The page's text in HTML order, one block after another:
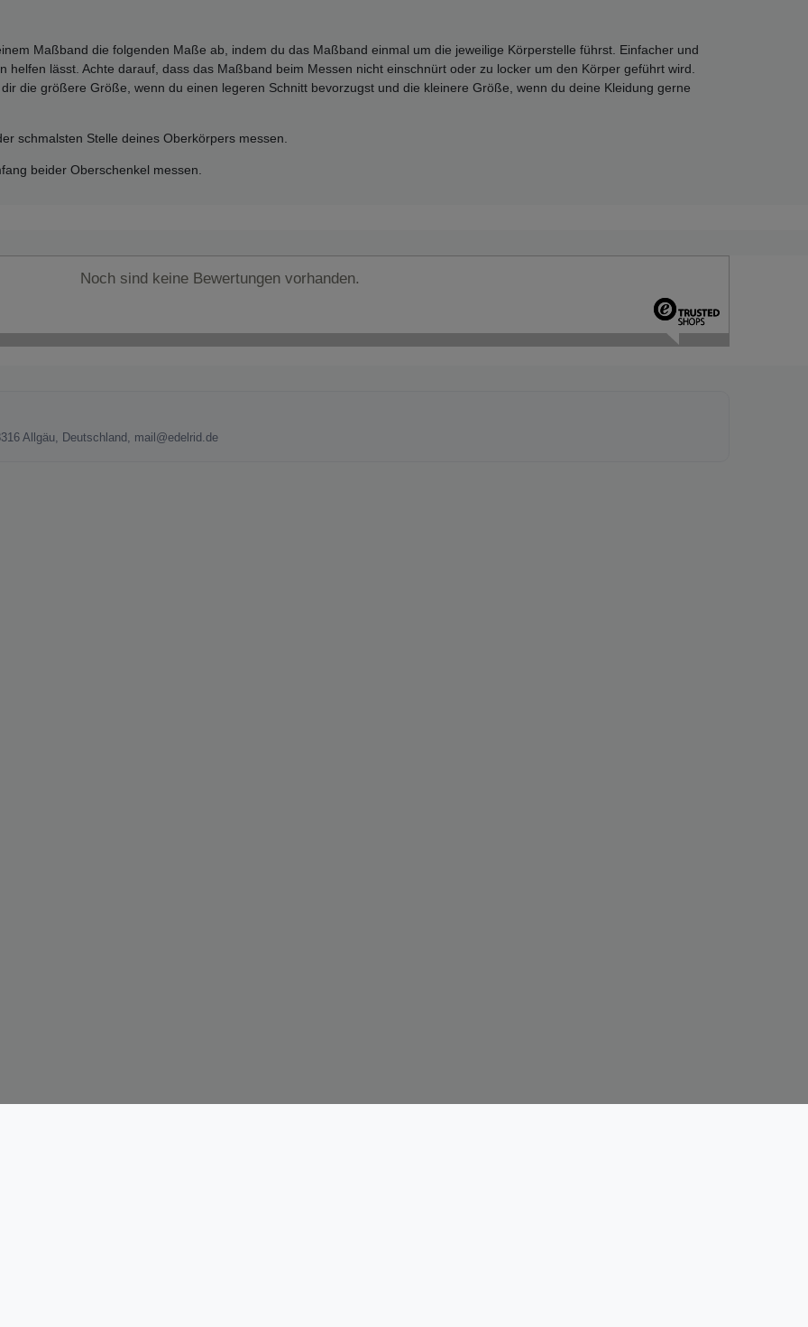
Maßband die folgenden Maße ab, indem du das Maßband einmal um die jeweilige Körperstelle führst. Einfacher und
helfen lässt. Achte darauf, dass das Maßband beim Messen nicht einschnürt oder zu locker um den Körper geführt wird.
die größere Größe, wenn du einen legeren Schnitt bevorzugst und die kleinere Größe, wenn du deine Kleidung gerne
schmalsten Stelle deines Oberkörpers messen.
beider Oberschenkel messen.
Noch sind keine Bewertungen vorhanden.
Allgäu, Deutschland, mail@edelrid.de